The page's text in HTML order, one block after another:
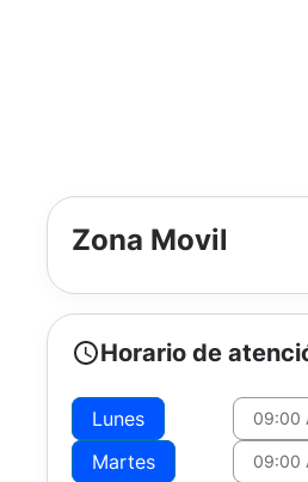
Zona Movil
Horario de
Lunes 09:00
Martes 09:00